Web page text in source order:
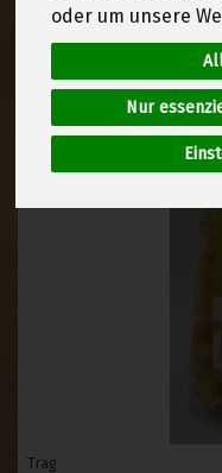
oder um unsere
Nur
Trag